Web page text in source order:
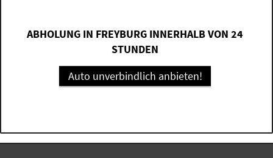
ABHOLUNG IN FREYBURG INNERHALB VON 24
STUNDEN
Auto unverbindlich anbieten!